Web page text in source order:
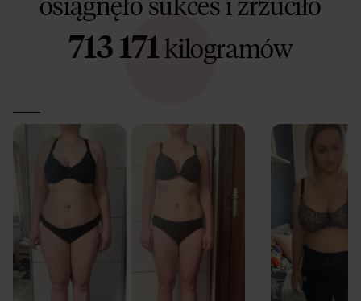
Video konsultacje z dietetykiem
Klara - Asystent 24/7
Interaktywna
713 171kilogramów